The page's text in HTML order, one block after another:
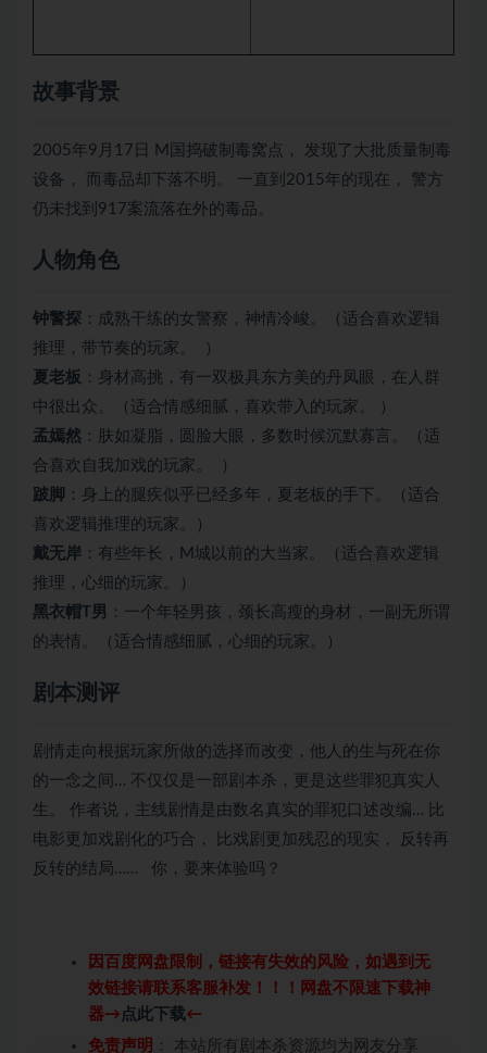
故事背景
2005年9月17日 M国捣破制毒窝点， 发现了大批质量制毒
设备， 而毒品却下落不明。 一直到2015年的现在， 警方
仍未找到917案流落在外的毒品。
人物角色
钟警探 ：成熟干练的女警察，神情冷峻。（适合喜欢逻辑
推理，带节奏的玩家。 ）
夏老板 ：身材高挑，有一双极具东方美的丹凤眼，在人群
中很出众。（适合情感细腻，喜欢带入的玩家。 ）
孟嫣然 ：肤如凝脂，圆脸大眼，多数时候沉默寡言。（适
合喜欢自我加戏的玩家。 ）
跛脚 ：身上的腿疾似乎已经多年，夏老板的手下。（适合
喜欢逻辑推理的玩家。）
戴无岸 ：有些年长，M城以前的大当家。（适合喜欢逻辑
推理，心细的玩家。）
黑衣帽T男
：一个年轻男孩，颈长高瘦的身材，一副无所谓
的表情。（适合情感细腻，心细的玩家。）
剧本测评
剧情走向根据玩家所做的选择而改变，他人的生与死在你
的一念之间… 不仅仅是一部剧本杀 ，更是这些罪犯真实人
生。 作者说，主线剧情是由数名真实的罪犯口述改编… 比
电影更加戏剧化的巧合， 比戏剧更加残忍的现实， 反转再
反转的结局…… 你，要来体验吗？
因百度网盘限制，链接有失效的风险，如遇到无
效链接请联系客服补发！！！网盘不限速下载神
器→ 点此下载←
免责声明 ： 本站所有剧本杀资源均为网友分享